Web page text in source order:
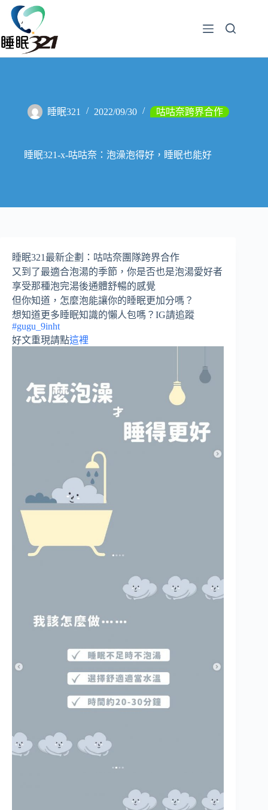
睡眠321 2022/09/30 咕咕奈跨界合作
睡眠321-x-咕咕奈：泡澡泡得好，睡眠也能好
睡眠321最新企劃：咕咕奈團隊跨界合作
又到了最適合泡湯的季節，你是否也是泡湯愛好者
享受那種泡完湯後通體舒暢的感覺
但你知道，怎麼泡能讓你的睡眠更加分嗎？
想知道更多睡眠知識的懶人包嗎？IG請追蹤
#gugu_9inht
好文重現請點這裡